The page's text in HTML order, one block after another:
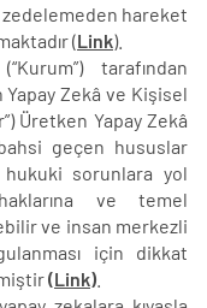
hareket
(Link).
tarafından
Yapay Zekâ ve Kişisel
Üretken Yapay Zekâ
bahsi geçen hususlar
sorunlara yol
ve temel
ve insan merkezli
için dikkat
(Link)